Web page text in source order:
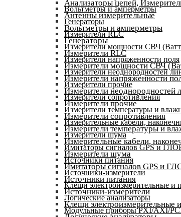
Вольтметры и амперметры
Генераторы
Измерители RLC
Измерители мощности СВЧ
Измерители напряженности поля
Измерители неоднородностей
Измерители прочие
Измерители сопротивления
Измерители температуры и
Измерительные кабели,
Измерители шума
Имитаторы сигналов GPS и
Источники питания
Источники-измерители
Клещи электроизмерительные и
Логические анализаторы
Модульные приборы PXI/AXI/
Анализаторы цепей,
Антенны измерительные
Вольтметры и амперметры
Генераторы
Измерители RLC
Измерители мощности СВЧ
Измерители напряженности
Измерители неоднородностей
Измерители прочие
Измерители сопротивления
Измерители температуры и
Измерительные кабели,
Измерители шума
Имитаторы сигналов GPS и
Источники питания
Источники-измерители
Клещи электроизмерительные